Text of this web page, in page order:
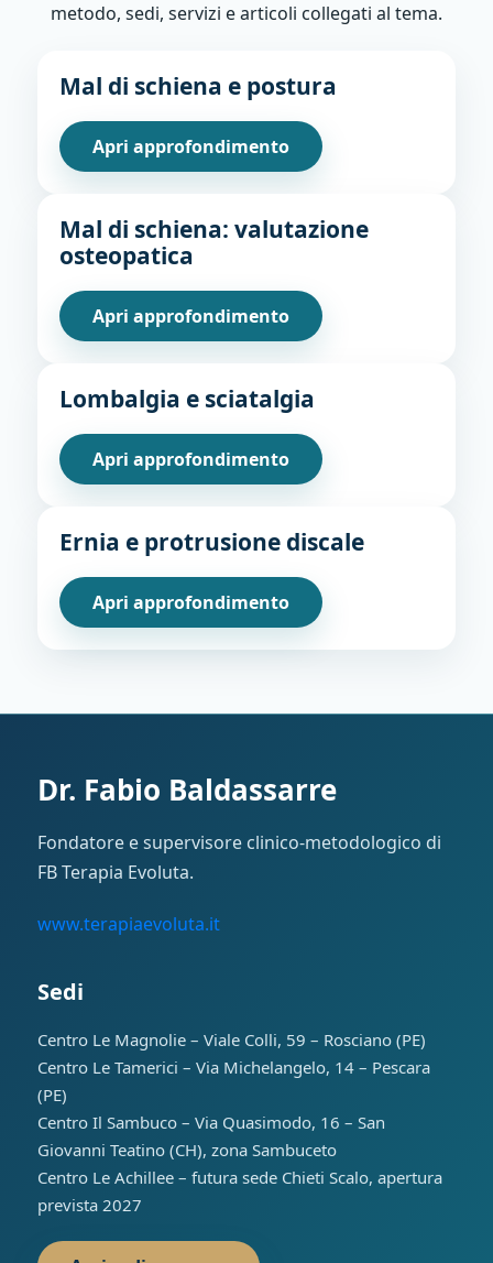
metodo, sedi, servizi e articoli collegati al tema.
Mal di schiena e postura
Apri approfondimento
Mal di schiena: valutazione
osteopatica
Apri approfondimento
Lombalgia e sciatalgia
Apri approfondimento
Ernia e protrusione discale
Apri approfondimento
Dr. Fabio Baldassarre
Fondatore e supervisore clinico-metodologico di
FB Terapia Evoluta.
www.terapiaevoluta.it
Sedi
Centro Le Magnolie – Viale Colli, 59 – Rosciano (PE)
Centro Le Tamerici – Via Michelangelo, 14 – Pescara
(PE)
Centro Il Sambuco – Via Quasimodo, 16 – San
Giovanni Teatino (CH), zona Sambuceto
Centro Le Achillee – futura sede Chieti Scalo, apertura
prevista 2027